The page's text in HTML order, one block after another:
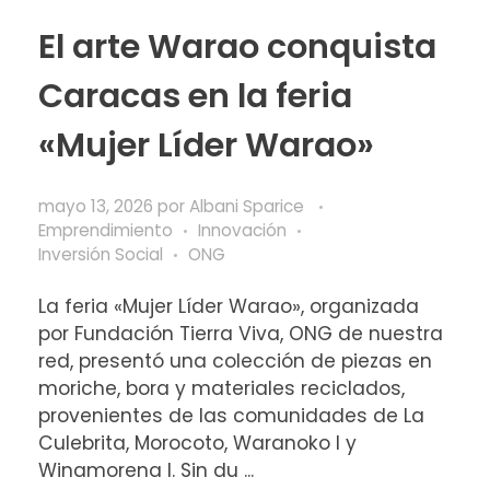
El arte Warao conquista
Caracas en la feria
«Mujer Líder Warao»
mayo 13, 2026 porAlbani Sparice
Emprendimiento
Innovación
Inversión Social
ONG
La feria «Mujer Líder Warao», organizada
por Fundación Tierra Viva, ONG de nuestra
red, presentó una colección de piezas en
moriche, bora y materiales reciclados,
provenientes de las comunidades de La
Culebrita, Morocoto, Waranoko I y
Winamorena I. Sin du ...